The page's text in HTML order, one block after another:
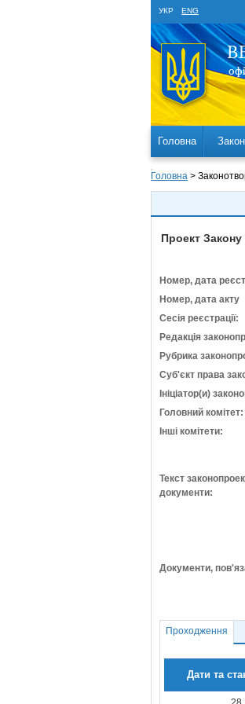
УКР ENG
Головна
Головна >
Проект
Номер, дата
Номер, дата акту
Сесія реєстрації:
Редакція
Рубрика
Суб'єкт права
Ініціатор(и)
Головний комітет:
Інші комітети:
Текст
документи:
Документи,
Проходження
Дати та